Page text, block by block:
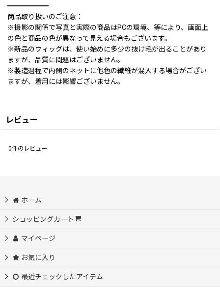
━━━━━━
商品取り扱いのご注意：
※撮影の関係で写真と実際の商品はPCの環境、等により、画面上
の色と商品の色が異なって見える場合もございます。
※新品のウィッグは、使い始めに多少の抜け毛が出ることがあり
ますが、品質に問題はございません。
※製造過程で内側のネットに他色の繊維が混入する場合がござい
ますが、着用には影響ございません。
レビュー
0件のレビュー
ホーム
ショッピングカート
マイページ
お気に入り
最近チェックしたアイテム